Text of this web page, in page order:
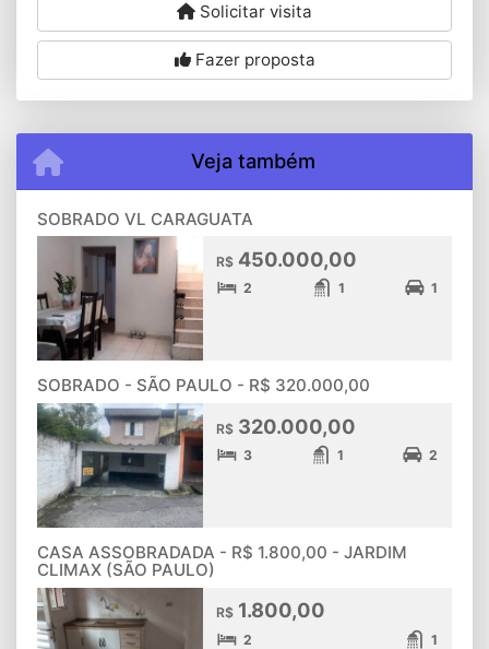
Solicitar visita
Fazer proposta
Veja também
SOBRADO VL CARAGUATA
R$ 450.000,00
2 1 1
SOBRADO - SÃO PAULO - R$ 320.000,00
R$ 320.000,00
3 1 2
CASA ASSOBRADADA - R$ 1.800,00 - JARDIM
CLIMAX (SÃO PAULO)
R$ 1.800,00
2 1